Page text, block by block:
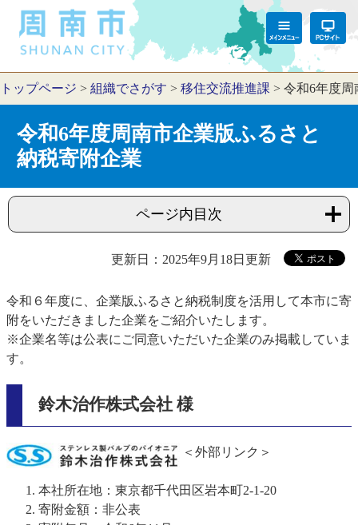
トップページ > 組織でさがす > 移住交流推進課 > 令和6年度
令和6年度周南市企業版ふるさと
納税寄附企業
ページ内目次
更新日：2025年9月18日更新
令和６年度に、企業版ふるさと納税制度を活用して本市に寄
附をいただきました企業をご紹介いたします。
※企業名等は公表にご同意いただいた企業のみ掲載していま
す。
鈴木治作株式会社​ 様
＜外部リンク＞
本社所在地：東京都千代田区岩本町2-1-20
寄附金額：非公表